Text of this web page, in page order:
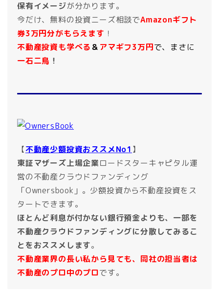
保有イメージが分かります。
今だけ、無料の投資ニーズ相談でAmazonギフト
券3万円分がもらえます ！
不動産投資も学べる＆ アマギフ3万円で、まさに
一石二鳥 ！
【不動産少額投資おススメNo1 】
東証マザーズ上場企業ロードスターキャピタル運
営の不動産クラウドファンディング
「Ownersbook」。少額投資から不動産投資をス
タートできます。
ほとんど利息が付かない銀行預金よりも、一部を
不動産クラウドファンディングに分散してみるこ
とをおススメします。
不動産業界の長い私から見ても、同社の担当者は
不動産のプロ中のプロです。